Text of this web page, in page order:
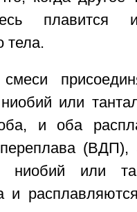
тела.
или
и оба
переплава
ниобий или
и